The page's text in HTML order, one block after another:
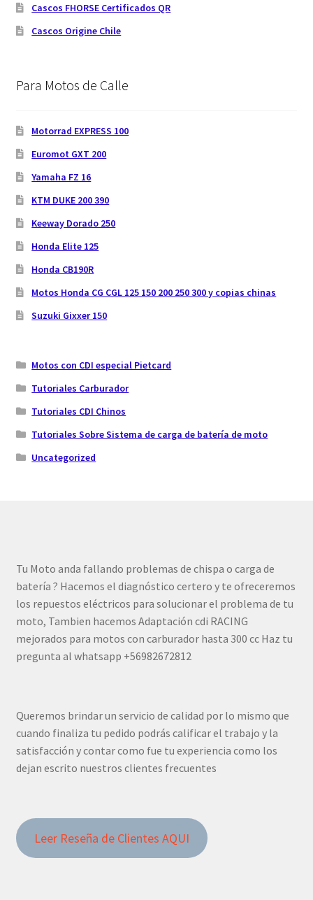
Cascos FHORSE Certificados QR
Cascos Origine Chile
Para Motos de Calle
Motorrad EXPRESS 100
Euromot GXT 200
Yamaha FZ 16
KTM DUKE 200 390
Keeway Dorado 250
Honda Elite 125
Honda CB190R
Motos Honda CG CGL 125 150 200 250 300 y copias chinas
Suzuki Gixxer 150
Motos con CDI especial Pietcard
Tutoriales Carburador
Tutoriales CDI Chinos
Tutoriales Sobre Sistema de carga de batería de moto
Uncategorized
Tu Moto anda fallando problemas de chispa o carga de
batería ? Hacemos el diagnóstico certero y te ofreceremos
los repuestos eléctricos para solucionar el problema de tu
moto, Tambien hacemos Adaptación cdi RACING
mejorados para motos con carburador hasta 300 cc Haz tu
pregunta al whatsapp +56982672812
Queremos brindar un servicio de calidad por lo mismo que
cuando finaliza tu pedido podrás calificar el trabajo y la
satisfacción y contar como fue tu experiencia como los
dejan escrito nuestros clientes frecuentes
Leer Reseña de Clientes AQUI